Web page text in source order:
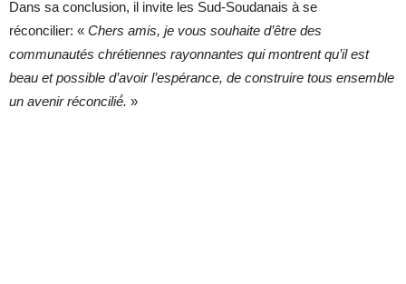
Dans sa conclusion, il invite les Sud-Soudanais à se
réconcilier: « Chers amis, je vous souhaite d’être des
communautés chrétiennes rayonnantes qui montrent qu’il est
beau et possible d’avoir l’espérance, de construire tous ensemble
un avenir réconcilié́. »